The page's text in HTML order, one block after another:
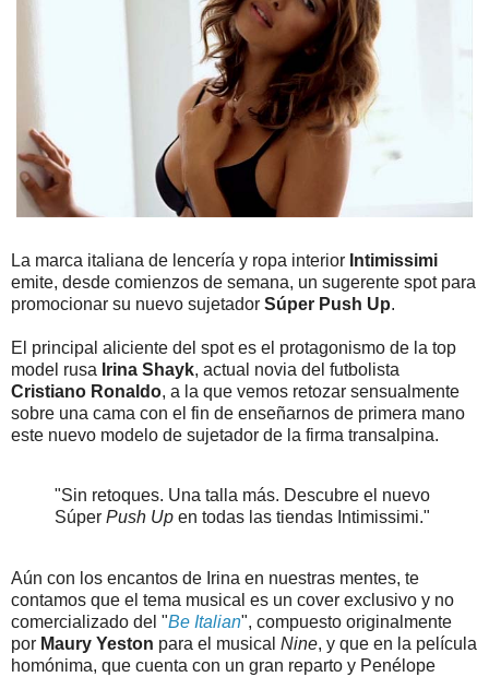
La marca italiana de lencería y ropa interior Intimissimi
emite, desde comienzos de semana, un sugerente spot para
promocionar su nuevo sujetador Súper Push Up.
El principal aliciente del spot es el protagonismo de la top
model rusa Irina Shayk, actual novia del futbolista
Cristiano Ronaldo, a la que vemos retozar sensualmente
sobre una cama con el fin de enseñarnos de primera mano
este nuevo modelo de sujetador de la firma transalpina.
"Sin retoques. Una talla más. Descubre el nuevo
Súper Push Up en todas las tiendas Intimissimi."
Aún con los encantos de Irina en nuestras mentes, te
contamos que el tema musical es un cover exclusivo y no
comercializado del "Be Italian", compuesto originalmente
por Maury Yeston para el musical Nine, y que en la película
homónima, que cuenta con un gran reparto y Penélope